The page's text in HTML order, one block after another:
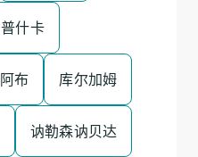
普什卡
阿布 库尔加姆
讷勒森讷贝达